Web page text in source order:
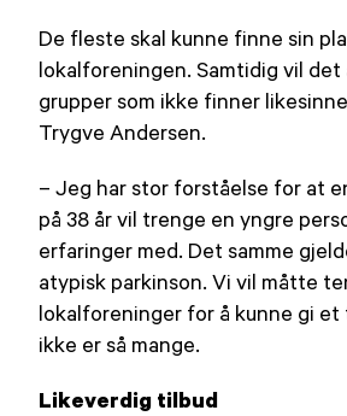
De fleste skal kunne finne sin
lokalforeningen. Samtidig vil
grupper som ikke finner
Trygve Andersen.
– Jeg har stor forståelse for at
på 38 år vil trenge en yngre
erfaringer med. Det samme
atypisk parkinson. Vi vil måtte
lokalforeninger for å kunne gi et
ikke er så mange.
Likeverdig tilbud